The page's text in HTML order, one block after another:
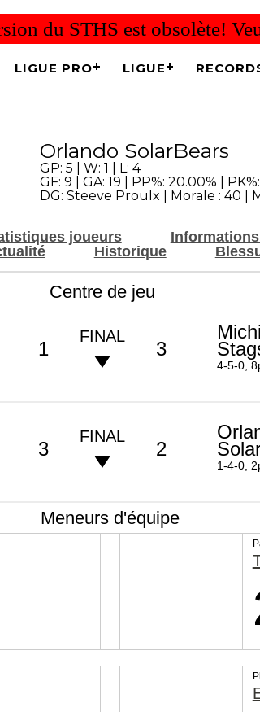
du STHS est obsolète!
LIGUE PRO LIGUE
Orlando SolarBears
GP: 5 | W: 1 | L: 4
GF: 9 | GA: 19 | PP%: 20.00% |
DG: Steeve Proulx | Morale : 40 |
joueurs
Historique
Centre de jeu
1
FINAL
3
4-5-0,
3
FINAL
2
1-4-0,
Meneurs d'équipe